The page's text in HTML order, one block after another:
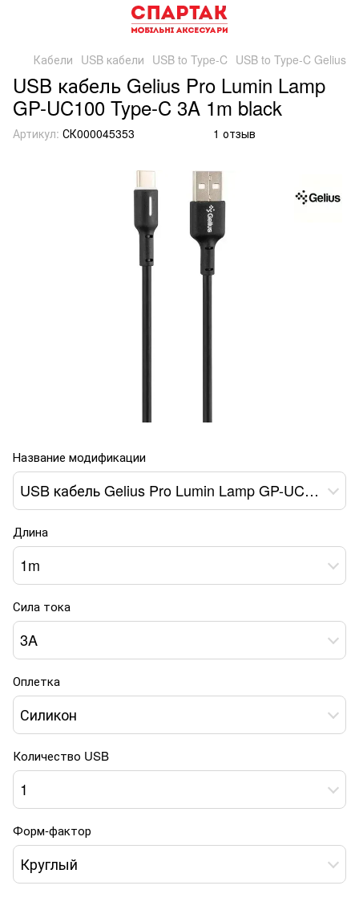
Кабели USB кабели USB to Type-C USB to Type-C Gelius
USB кабель Gelius Pro Lumin Lamp
GP-UC100 Type-C 3A 1m black
Артикул: СК000045353 1 отзыв
Название модификации
USB кабель Gelius Pro Lumin Lamp GP-UC100 Type-C 3A 1m black
Длина
1m
Сила тока
3A
Оплетка
Силикон
Количество USB
1
Форм-фактор
Круглый